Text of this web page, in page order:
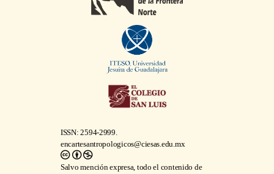
ISSN: 2594-2999.
encartesantropologicos@ciesas.edu.mx
Salvo mención expresa, todo el contenido de